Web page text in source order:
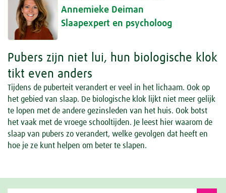
Annemieke Deiman
Slaapexpert en psycholoog
Pubers zijn niet lui, hun biologische klok
tikt even anders
Tijdens de puberteit verandert er veel in het lichaam. Ook op
het gebied van slaap. De biologische klok lijkt niet meer gelijk
te lopen met de andere gezinsleden van het huis. Ook botst
het vaak met de vroege schooltijden. Je leest hier waarom de
slaap van pubers zo verandert, welke gevolgen dat heeft en
hoe je ze kunt helpen om beter te slapen.